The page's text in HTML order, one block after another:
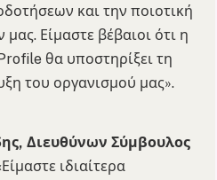
και την ποιοτική
Είμαστε βέβαιοι ότι η
θα υποστηρίξει τη
του οργανισμού μας».
Διευθύνων Σύμβουλος
ιδιαίτερα